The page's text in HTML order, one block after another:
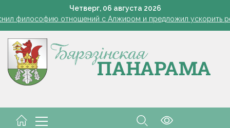
Четверг, 06 августа 2026
философию отношений с Алжиром и предложил ускорить
рабочем месте. Обязательные правила для работодателей
Косить или не косить: когда обрезка ботвы картофеля
Ребенок провалился в канализационный колодец в
философию отношений с Алжиром и предложил ускорить